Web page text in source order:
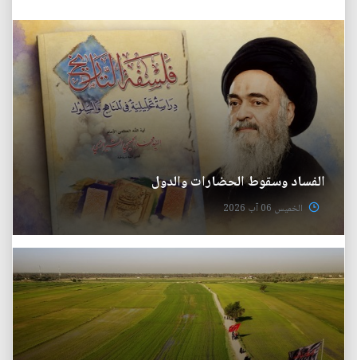
الفساد وسقوط الحضارات والدول
الخميس 06 آب 2026